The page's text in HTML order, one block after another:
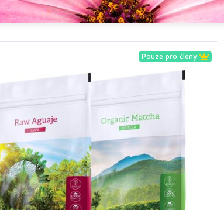
Pouze pro členy